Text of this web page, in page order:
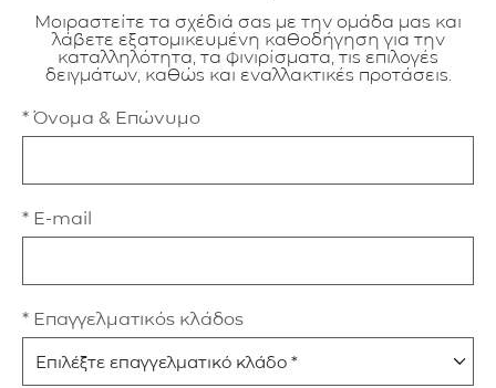
Μοιραστείτε τα σχέδιά σας με την ομάδα μας και
λάβετε εξατομικευμένη καθοδήγηση για την
καταλληλότητα, τα φινιρίσματα, τις επιλογές
δειγμάτων, καθώς και εναλλακτικές προτάσεις.
* Όνομα & Επώνυμο
* E-mail
* Επαγγελματικός κλάδος